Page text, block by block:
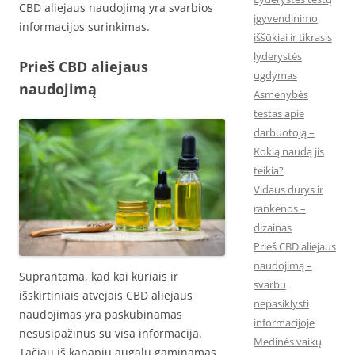
CBD aliejaus naudojimą yra svarbios
informacijos surinkimas.
Prieš CBD aliejaus
naudojimą
Suprantama, kad kai kuriais ir
išskirtiniais atvejais CBD aliejaus
naudojimas yra paskubinamas
nesusipažinus su visa informacija.
įgyvendinimo
iššūkiai ir tikrasis
lyderystės
ugdymas
Asmenybės
testas apie
darbuotoją –
Kokią naudą jis
teikia?
Vidaus durys ir
rankenos –
dizainas
Prieš CBD aliejaus
naudojimą –
svarbu
nepasiklysti
informacijoje
Medinės vaikų